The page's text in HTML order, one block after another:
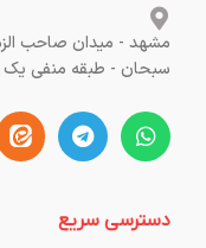
مشهد - میدان صاحب
سبحان - طبقه منفی یک -
دسترسی سریع